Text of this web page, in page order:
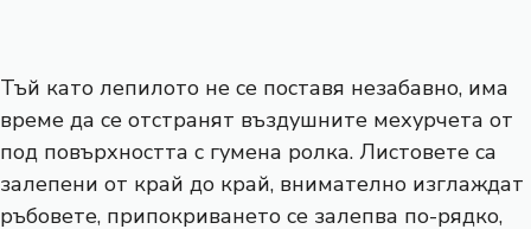
Тъй като лепилото не се поставя незабавно, има
време да се отстранят въздушните мехурчета от
под повърхността с гумена ролка. Листовете са
залепени от край до край, внимателно изглаждат
ръбовете, припокриването се залепва по-рядко,